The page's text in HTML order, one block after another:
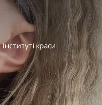
краси